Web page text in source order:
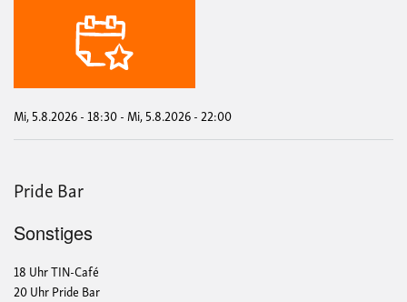
Mi, 5.8.2026 - 18:30-Mi, 5.8.2026 - 22:00
Pride Bar
Sonstiges
18 Uhr TIN-Café
20 Uhr Pride Bar